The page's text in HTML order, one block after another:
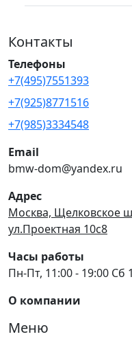
Контакты
Телефоны
+7(495)7551393
+7(925)8771516
+7(985)3334548
Email
bmw-dom@yandex.ru
Адрес
Москва, Щелковское
ул.Проектная 10с8
Часы работы
Пн-Пт, 11:00 - 19:00 Сб
О компании
Меню